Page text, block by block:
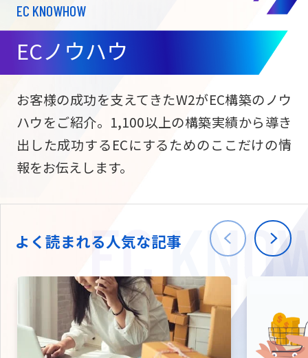
ECサイト構築
サブスク/定期通販
ECサイト構築
海外進出・現地
W2
導入事例
USEFUL
お役立ち情報
NEWS
ニュース
会社情報
TW
EC KNOWHOW
ECノウハウ
お客様の成功を支えてきたW2がEC構築のノウ
ハウをご紹介。1,100以上の構築実績から導き
出した成功するECにするためのここだけの情
報をお伝えします。
よく読まれる人気な記事